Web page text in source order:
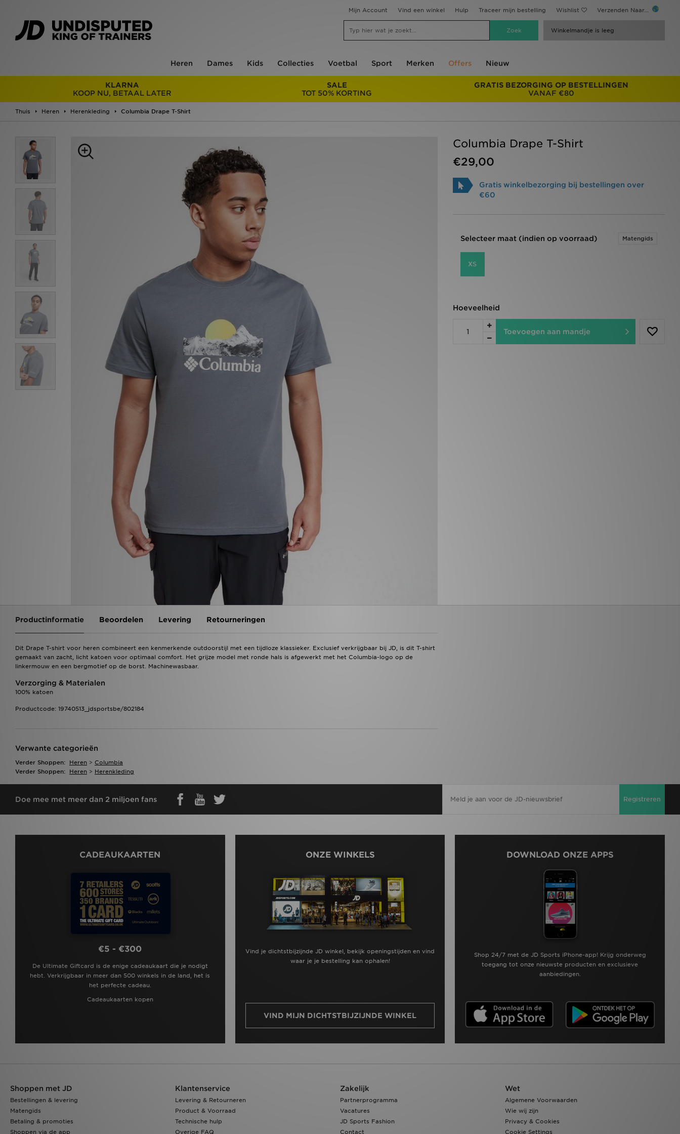
Mijn Account Vind een winkel Hulp Traceer mijn bestelling Wishlist Verzenden Naar...
Winkelmandje is leeg
Heren Dames Kids Collecties Voetbal Sport Merken Offers Nieuw
KLARNA
KOOP NU, BETAAL LATER
SALE
TOT 50% KORTING
GRATIS BEZORGING OP BESTELLINGEN
VANAF €80
Thuis Heren Herenkleding Columbia Drape T-Shirt
Columbia Drape T-Shirt
€29,00
Gratis winkelbezorging bij bestellingen over
€60
Selecteer maat (indien op voorraad) Matengids
XS
Hoeveelheid
Toevoegen aan mandje
Productinformatie Beoordelen Levering Retourneringen
Dit Drape T-shirt voor heren combineert een kenmerkende outdoorstijl met een tijdloze klassieker. Exclusief verkrijgbaar bij JD, is dit T-shirt
gemaakt van zacht, licht katoen voor optimaal comfort. Het grijze model met ronde hals is afgewerkt met het Columbia-logo op de
linkermouw en een bergmotief op de borst. Machinewasbaar.
Verzorging & Materialen
100% katoen
Productcode: 19740513_jdsportsbe/802184
Verwante categorieën
Verder Shoppen: Heren > Columbia
Verder Shoppen:
Heren > Herenkleding
Doe mee met meer dan 2 miljoen fans Registreren
CADEAUKAARTEN
€5 - €300
De Ultimate Giftcard is de enige cadeaukaart die je nodigt
hebt. Verkrijgbaar in meer dan 500 winkels in de land, het is
het perfecte cadeau.
Cadeaukaarten kopen
ONZE WINKELS
Vind je dichtstbijzijnde JD winkel, bekijk openingstijden en vind
waar je je bestelling kan ophalen!
VIND MIJN DICHTSTBIJZIJNDE WINKEL
DOWNLOAD ONZE APPS
Shop 24/7 met de JD Sports iPhone-app! Krijg onderweg
toegang tot onze nieuwste producten en exclusieve
aanbiedingen.
Shoppen met JD
Bestellingen & levering
Matengids
Betaling & promoties
Shoppen via de app
Klantenservice
Levering & Retourneren
Product & Voorraad
Technische hulp
Overige FAQ
Zakelijk
Partnerprogramma
Vacatures
JD Sports Fashion
Contact
Wet
Algemene Voorwaarden
Wie wij zijn
Privacy & Cookies
Cookie Settings